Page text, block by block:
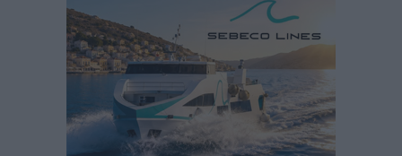
Συνεχίζεται η έξοδος του Αυγούστου – Πάνω από
34.000 αναχωρούν σήμερα μόνο από τον Πειραιά
Ειδήσεις• πριν 5 ώρες
Μόνιμες θέσεις στους παιδικούς σταθμούς: Οι
προϋποθέσεις, η 24μηνη εμπειρία και οι προθεσμίες
για τους δήμους